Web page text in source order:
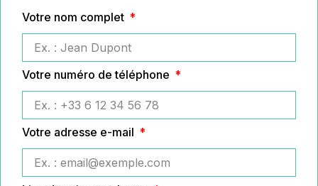
Votre nom complet
Votre numéro de téléphone
Votre adresse e-mail